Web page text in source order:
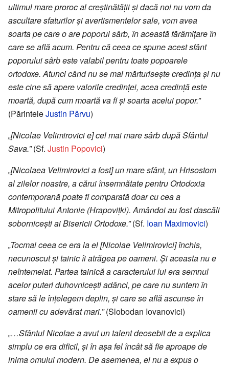
ultimul mare proroc al creștinătății și dacă noi nu vom da
ascultare sfaturilor și avertismentelor sale, vom avea
soarta pe care o are poporul sârb, în această fărâmițare în
care se află acum. Pentru că ceea ce spune acest sfânt
poporului sârb este valabil pentru toate popoarele
ortodoxe. Atunci când nu se mai mărturisește credința și nu
este cine să apere valorile credinței, acea credință este
moartă, după cum moartă va fi și soarta acelui popor.”
(PărinteleJustin Pârvu)
„[Nicolae Velimirovici e] cel mai mare sârb după Sfântul
Sava.”(Sf. Justin Popovici)
„[Nicolaea Velimirovici a fost] un mare sfânt, un Hrisostom
al zilelor noastre, a cărui însemnătate pentru Ortodoxia
contemporană poate fi comparată doar cu cea a
Mitropolitului Antonie (Hrapovițki). Amândoi au fost dascăli
sobornicești ai Bisericii Ortodoxe.”(Sf. Ioan Maximovici)
„Tocmai ceea ce era la el [Nicolae Velimirovici] închis,
necunoscut și tainic îi atrăgea pe oameni. Și aceasta nu e
neîntemeiat. Partea tainică a caracterului lui era semnul
acelor puteri duhovnicești adânci, pe care nu suntem în
stare să le înțelegem deplin, și care se află ascunse în
oamenii cu adevărat mari.”(Slobodan Iovanovici)
„…Sfântul Nicolae a avut un talent deosebit de a explica
simplu ce era dificil, și în așa fel încât să fie aproape de
inima omului modern. De asemenea, el nu a expus o